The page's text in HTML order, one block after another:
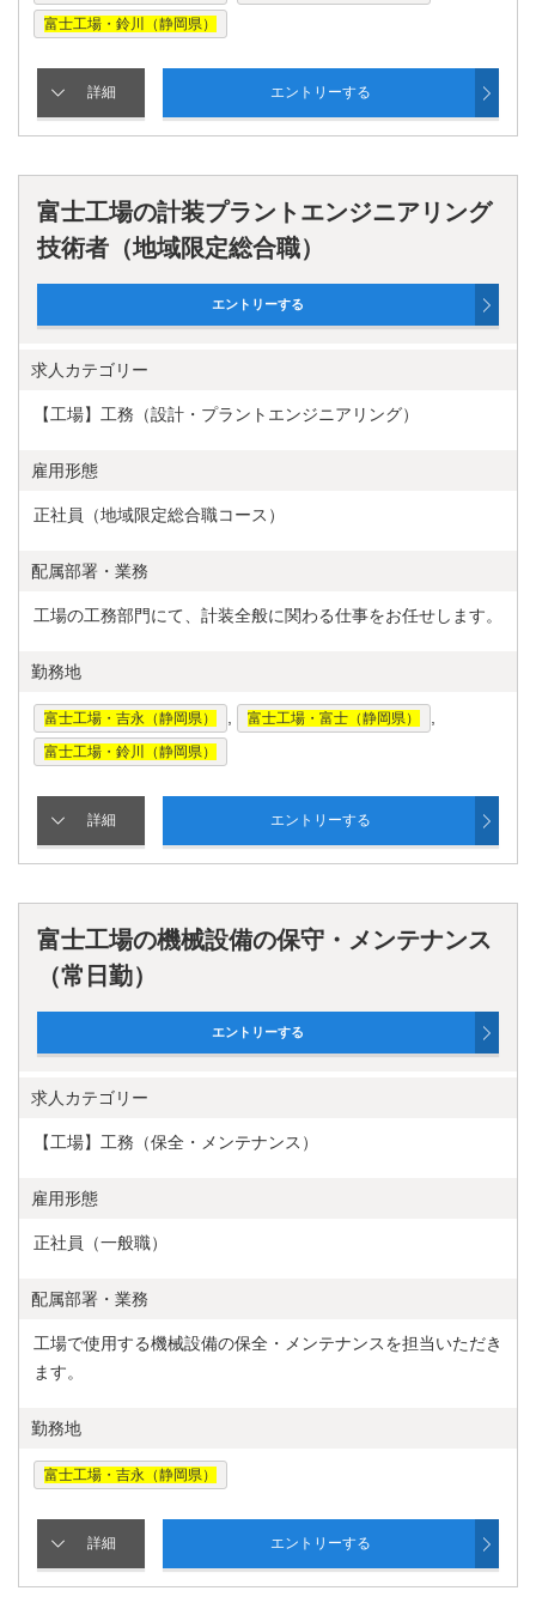
富士工場・鈴川（静岡県）
富士工場の計装プラントエンジニアリング
技術者（地域限定総合職）
求人カテゴリー
【工場】工務（設計・プラントエンジニアリング）
雇用形態
正社員（地域限定総合職コース）
配属部署・業務
工場の工務部門にて、計装全般に関わる仕事をお任せします。
勤務地
富士工場・吉永（静岡県） 富士工場・富士（静岡県）
富士工場・鈴川（静岡県）
富士工場の機械設備の保守・メンテナンス
（常日勤）
求人カテゴリー
【工場】工務（保全・メンテナンス）
雇用形態
正社員（一般職）
配属部署・業務
工場で使用する機械設備の保全・メンテナンスを担当いただき
ます。
勤務地
富士工場・吉永（静岡県）